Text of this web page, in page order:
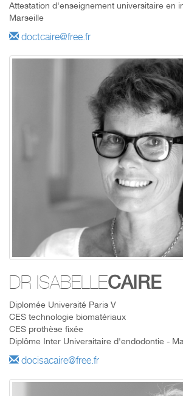
Attestation d'enseignement universitaire en
Marseille
doctcaire@free.fr
DR ISABELLECAIRE
Diplomée Université Paris V
CES technologie biomatériaux
CES prothèse fixée
Diplôme Inter Universitaire d'endodontie -
docisacaire@free.fr